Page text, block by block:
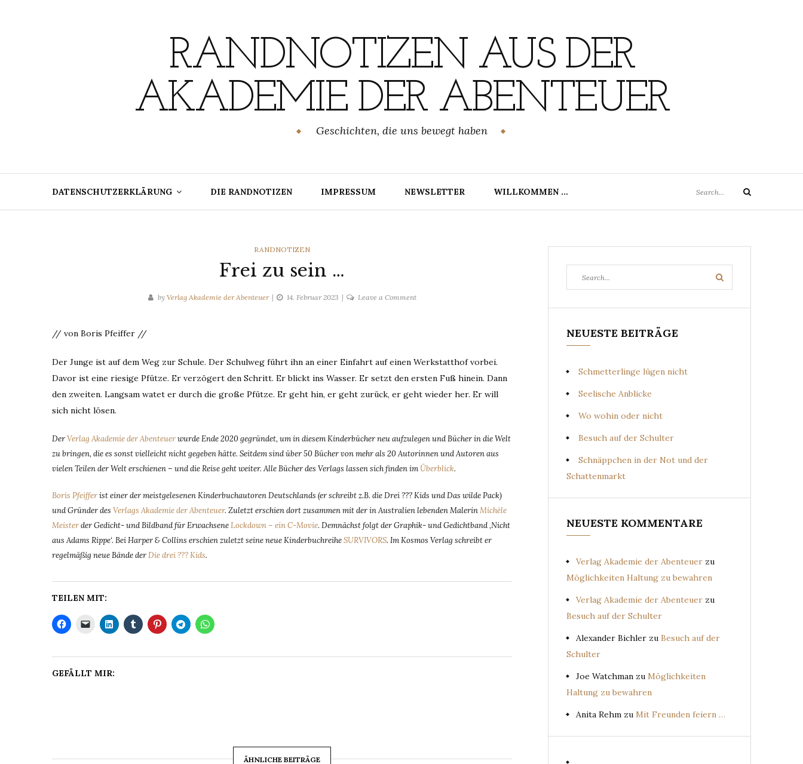
RANDNOTIZEN AUS DER
AKADEMIE DER ABENTEUER
Geschichten, die uns bewegt haben
DATENSCHUTZERKLÄRUNG DIE RANDNOTIZEN IMPRESSUM NEWSLETTER WILLKOMMEN …
for:
Search
CATEGORIES
RANDNOTIZEN
Frei zu sein …
by Verlag Akademie der Abenteuer 14. Februar 2023 Leave a Commenton
// von Boris Pfeiffer //
Der Junge ist auf dem Weg zur Schule. Der Schulweg führt ihn an einer Einfahrt auf einen Werkstatthof vorbei.
Davor ist eine riesige Pfütze. Er verzögert den Schritt. Er blickt ins Wasser. Er setzt den ersten Fuß hinein. Dann
den zweiten. Langsam watet er durch die große Pfütze. Er geht hin, er geht zurück, er geht wieder her. Er will
sich nicht lösen.
DerVerlag Akademie der Abenteuerwurde Ende 2020 gegründet, um in diesem Kinderbücher neu aufzulegen und Bücher in die Welt
zu bringen, die es sonst vielleicht nicht gegeben hätte. Seitdem sind über 50 Bücher von mehr als 20 Autorinnen und Autoren aus
vielen Teilen der Welt erschienen – und die Reise geht weiter. Alle Bücher des Verlags lassen sich finden imÜberblick.
Boris Pfeifferist einer der meistgelesenen Kinderbuchautoren Deutschlands (er schreibt z.B. die Drei ??? Kids und Das wilde Pack)
und Gründer des Verlags Akademie der Abenteuer. Zuletzt erschien dort zusammen mit der in Australien lebenden MalerinMichèle
Meisterder Gedicht- und Bildband für ErwachseneLockdown – ein C-Movie. Demnächst folgt der Graphik- und Gedichtband ‚Nicht
aus Adams Rippe‘. Bei Harper & Collins erschien zuletzt seine neue KinderbuchreiheSURVIVORS. Im Kosmos Verlag schreibt er
regelmäßig neue Bände derDie drei ??? Kids.
TEILEN MIT:
GEFÄLLT MIR:
ÄHNLICHE BEITRÄGE
for:
Search
NEUESTE BEITRÄGE
Schmetterlinge lügen nicht
Seelische Anblicke
Wo wohin oder nicht
Besuch auf der Schulter
Schnäppchen in der Not und der
Schattenmarkt
NEUESTE KOMMENTARE
Verlag Akademie der Abenteuer zu
Möglichkeiten Haltung zu bewahren
Verlag Akademie der Abenteuer zu
Besuch auf der Schulter
Alexander Bichler zu Besuch auf der
Schulter
Joe Watchman zu Möglichkeiten
Haltung zu bewahren
Anita Rehm zu Mit Freunden feiern …